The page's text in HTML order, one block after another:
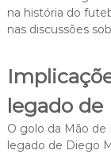
na história do
nas discussões
legado de
O golo da Mão
legado de Diego